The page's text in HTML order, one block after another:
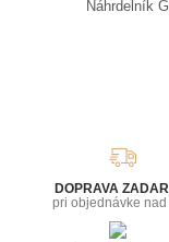
Náhrdelník
DOPRAVA
pri objednávke nad